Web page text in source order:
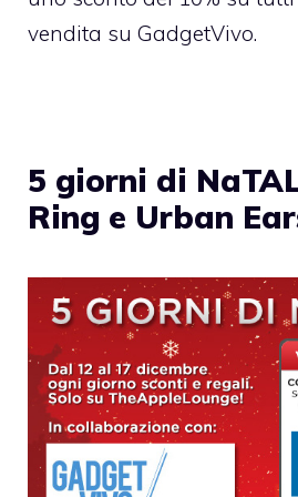
vendita su GadgetVivo.
5 giorni di
Ring e Urban